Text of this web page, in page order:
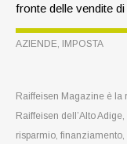
fronte delle vendite
pubblici, con
all’evasione fiscale.
AZIENDE, IMPOSTA
Raiffeisen Magazine è la
Raiffeisen dell’Alto
risparmio,